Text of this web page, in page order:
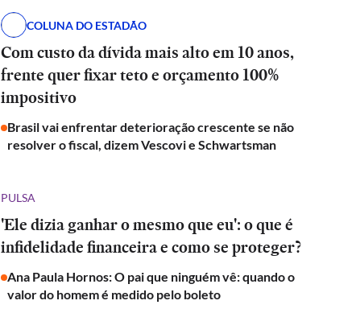
COLUNA DO ESTADÃO
Com custo da dívida mais alto em 10 anos,
frente quer fixar teto e orçamento 100%
impositivo
Brasil vai enfrentar deterioração crescente se não
resolver o fiscal, dizem Vescovi e Schwartsman
PULSA
'Ele dizia ganhar o mesmo que eu': o que é
infidelidade financeira e como se proteger?
Ana Paula Hornos: O pai que ninguém vê: quando o
valor do homem é medido pelo boleto